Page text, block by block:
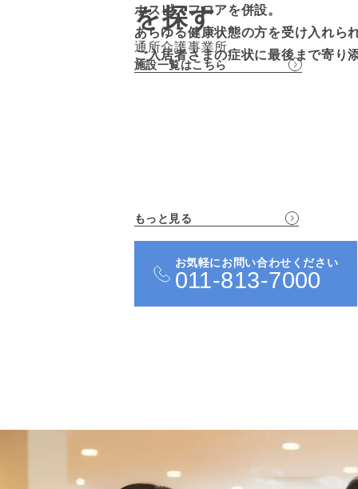
ホスピスフロアを併設。
あらゆる健康状態の方を受け入れら
ご入居者さまの症状に最後まで寄り
もっと見る
を探す
通所介護事業所
施設一覧はこちら
お気軽にお問い合わせください
011-813-7000